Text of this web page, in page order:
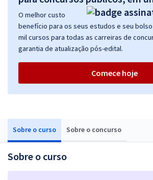
Sobre o curso Sobre o concurso
Sobre o curso
O melhor custo
benefício para os seus estudos e seu
mil cursos para todas as carreiras de
garantia de atualização pós-edital.
Comece hoje